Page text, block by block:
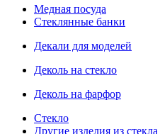
Медная посуда
Стеклянные банки
Декали для моделей
Деколь на стекло
Деколь на фарфор
Стекло
Другие изделия из стекла